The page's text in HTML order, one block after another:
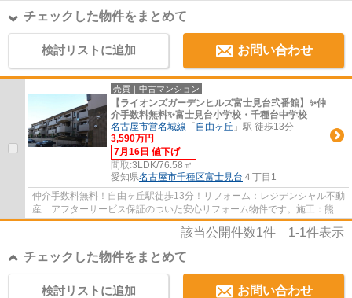
チェックした物件をまとめて
検討リストに追加 お問い合わせ
売買｜中古マンション
【ライオンズガーデンヒルズ富士見台弐番館】✨️仲
介手数料無料✨️富士見台小学校・千種台中学校
名古屋市営名城線 「 自由ヶ丘 」駅 徒歩13分
3,590万円
7月16日 値下げ
間取:3LDK/76.58㎡
愛知県名古屋市千種区富士見台 ４丁目1
仲介手数料無料！自由ヶ丘駅徒歩13分！リフォーム：レジデンシャル不動
産 アフターサービス保証のついた安心リフォーム物件です。施工：熊谷
組 分譲主：大京
該当公開件数1件 1-1件表示
チェックした物件をまとめて
お問い合わせ
検討リストに追加